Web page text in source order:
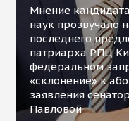
Мнение
наук прозвучало
последнего
патриарха РПЦ
федеральном
«склонение» к
заявления
Павловой